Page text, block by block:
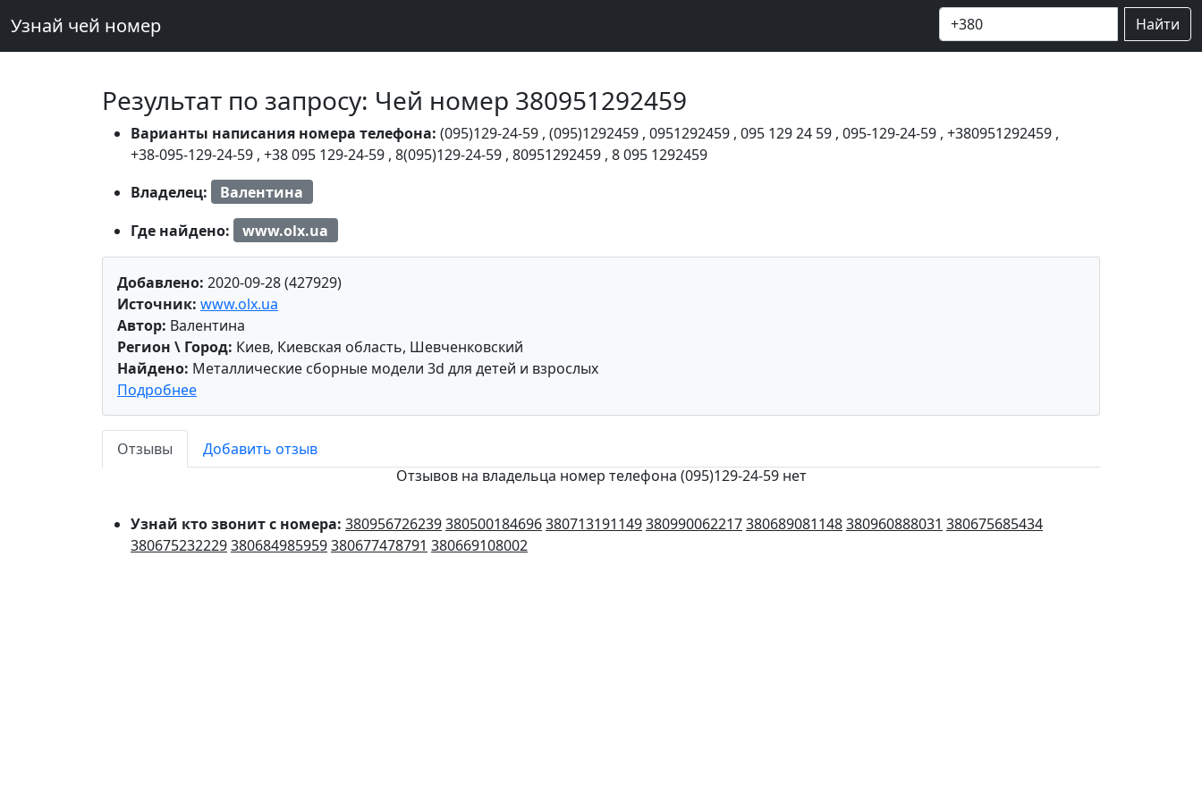
Узнай чей номер Найти
Результат по запросу: Чей номер 380951292459
Варианты написания номера телефона: (095)129-24-59 , (095)1292459 , 0951292459 , 095 129 24 59 , 095-129-24-59 , +380951292459 ,
+38-095-129-24-59 , +38 095 129-24-59 , 8(095)129-24-59 , 80951292459 , 8 095 1292459
Владелец:
Валентина
Где найдено:
www.olx.ua
Добавлено: 2020-09-28 (427929)
Источник: www.olx.ua
Автор: Валентина
Регион \ Город: Киев, Киевская область, Шевченковский
Найдено: Металлические сборные модели 3d для детей и взрослых
Подробнее
Отзывы
Добавить отзыв
Отзывов на владельца номер телефона (095)129-24-59 нет
Узнай кто звонит с номера: 380956726239380500184696380713191149380990062217380689081148380960888031 380675685434
380675232229380684985959380677478791 380669108002